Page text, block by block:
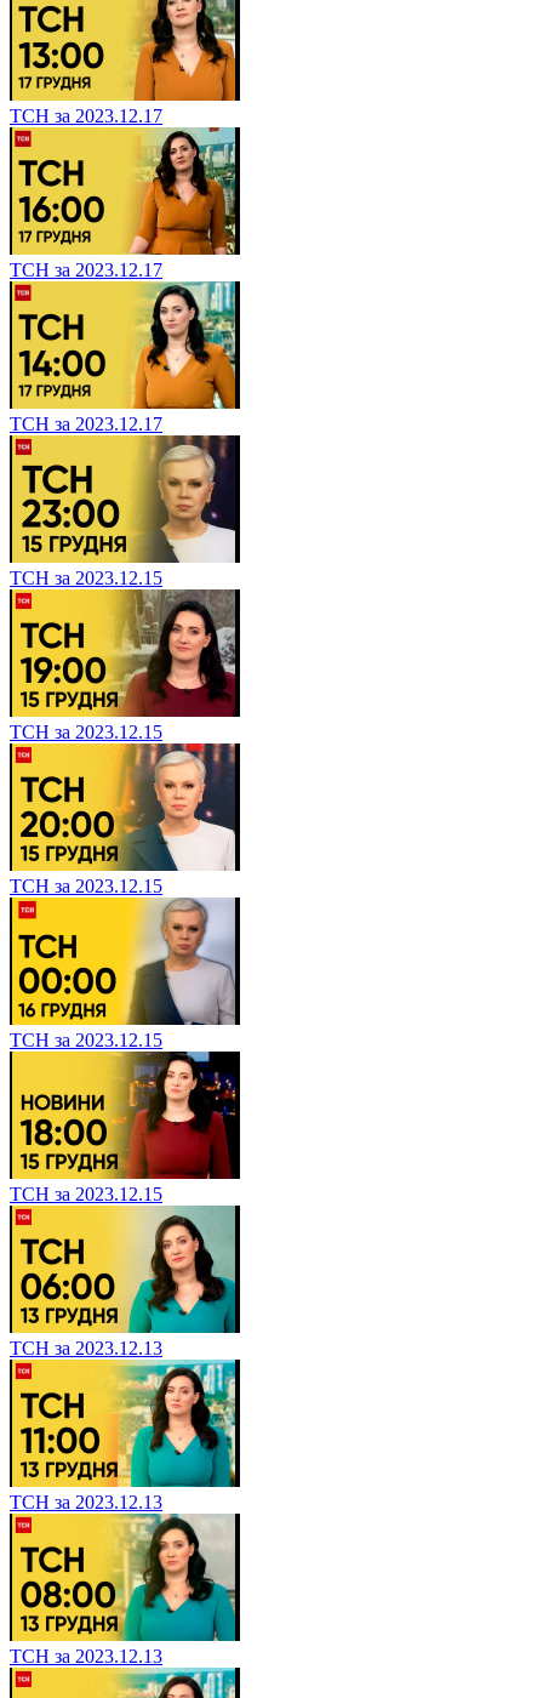
ТСН за 2023.12.17
ТСН за 2023.12.17
ТСН за 2023.12.17
ТСН за 2023.12.15
ТСН за 2023.12.15
ТСН за 2023.12.15
ТСН за 2023.12.15
ТСН за 2023.12.15
ТСН за 2023.12.13
ТСН за 2023.12.13
ТСН за 2023.12.13